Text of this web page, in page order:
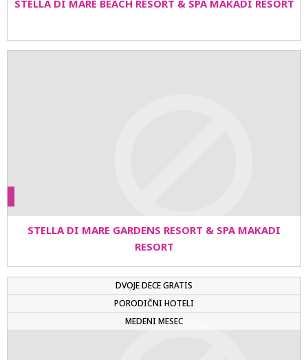
STELLA DI MARE BEACH RESORT & SPA MAKADI RESORT
STELLA DI MARE GARDENS RESORT & SPA MAKADI
RESORT
DVOJE DECE GRATIS
PORODIČNI HOTELI
MEDENI MESEC